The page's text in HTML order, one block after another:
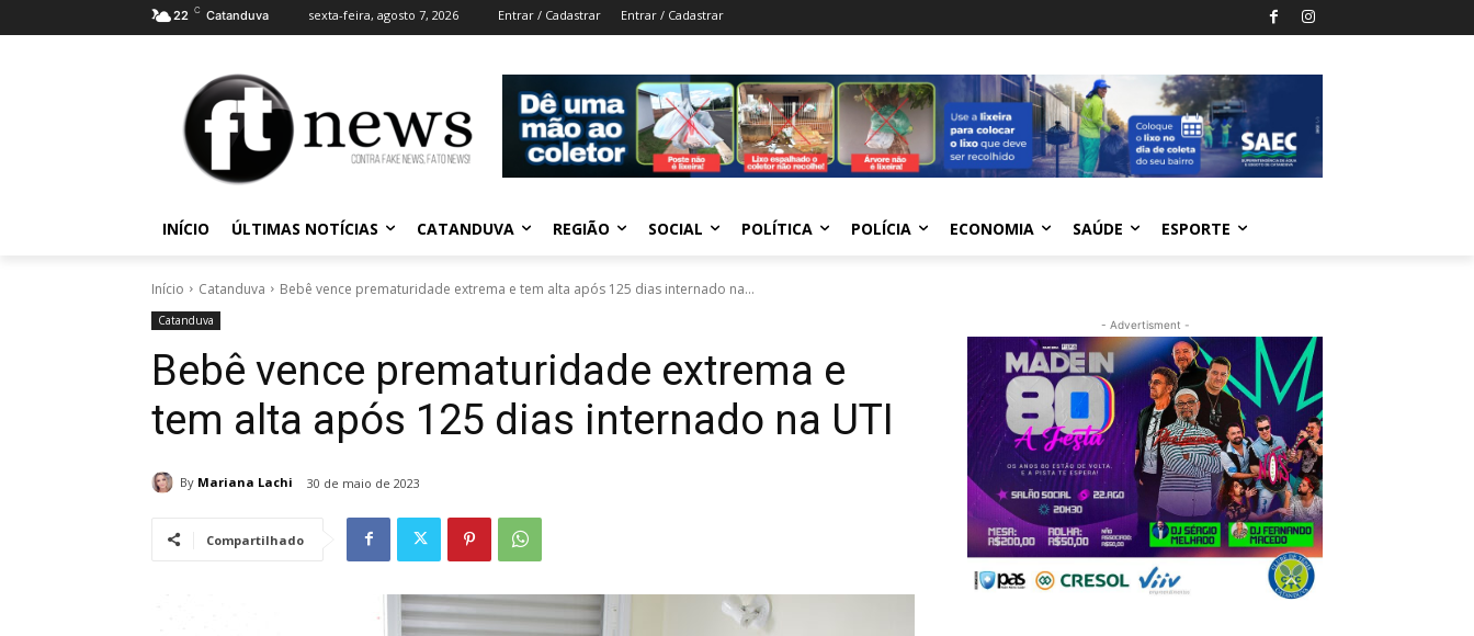
22 C Catanduva sexta-feira, agosto 7, 2026 Entrar / Cadastrar Entrar / Cadastrar
INÍCIO ÚLTIMAS NOTÍCIAS CATANDUVA REGIÃO SOCIAL POLÍTICA POLÍCIA ECONOMIA SAÚDE ESPORTE
Início Catanduva Bebê vence prematuridade extrema e tem alta após 125 dias internado na...
Catanduva
Bebê vence prematuridade extrema e
tem alta após 125 dias internado na UTI
By Mariana Lachi 30 de maio de 2023
Compartilhado
- Advertisment -